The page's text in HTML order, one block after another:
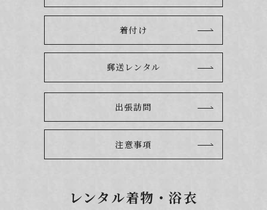
着付け
郵送レンタル
出張訪問
注意事項
レンタル着物・浴衣